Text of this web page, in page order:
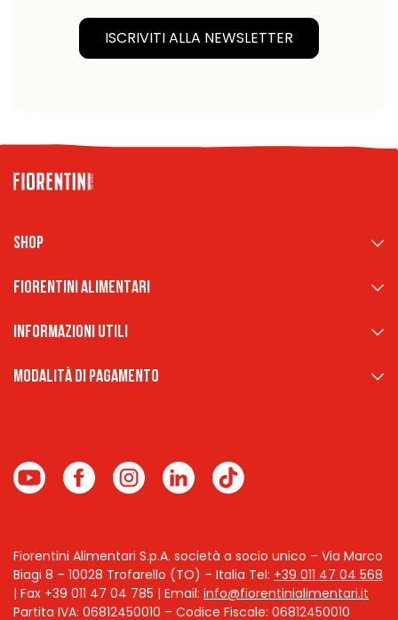
ISCRIVITI ALLA NEWSLETTER
Shop
Fiorentini Alimentari
Informazioni Utili
Modalità di pagamento
Fiorentini Alimentari S.p.A. società a socio unico – Via Marco
Biagi 8 – 10028 Trofarello (TO) – Italia Tel: +39 011 47 04 568
| Fax +39 011 47 04 785 | Email: info@fiorentinialimentari.it
Partita IVA: 06812450010 – Codice Fiscale: 06812450010